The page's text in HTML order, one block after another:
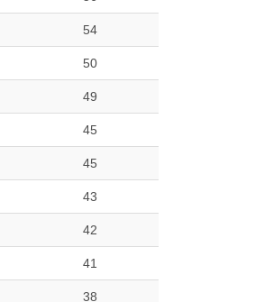
54
50
49
45
45
43
42
41
38